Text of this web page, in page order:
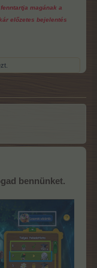
magának a
előzetes bejelentés
bennünket.